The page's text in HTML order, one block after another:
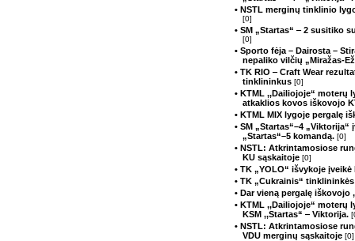
• NSTL merginų tinklinio
[0]
• SM „Startas“ ‒ 2 susitiko
[0]
• Sporto fėja – Dairosta –
nepaliko vilčių „Miražas-
• TK RIO ‒ Craft Wear
tinklininkus [0]
• KTML ,,Dailiojoje“ moterų
atkaklios kovos iškovojo
• KTML MIX lygoje pergalę
• SM „Startas“–4 „Viktorija“
„Startas“–5 komandą. [0]
• NSTL: Atkrintamosiose
KU sąskaitoje [0]
• TK „YOLO“ išvykoje
• TK „Cukrainis“
• Dar vieną pergalę
• KTML ,,Dailiojoje“ moterų
KSM ,,Startas“ ‒ Viktorija.
• NSTL: Atkrintamosiose
VDU merginų sąskaitoje [0]